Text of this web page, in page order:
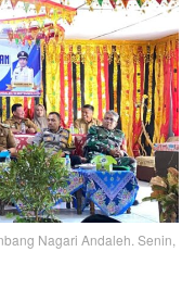
Nagari Andaleh. Senin,